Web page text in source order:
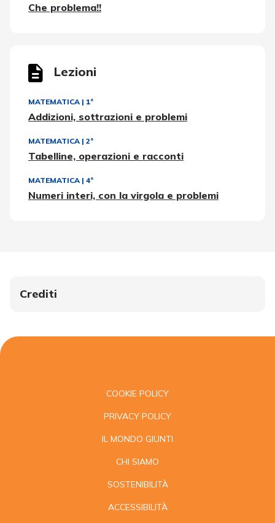
Che problema!!
Lezioni
MATEMATICA | 1ª
Addizioni, sottrazioni e problemi
MATEMATICA | 2ª
Tabelline, operazioni e racconti
MATEMATICA | 4ª
Numeri interi, con la virgola e problemi
Crediti
COOKIE POLICY
PRIVACY POLICY
IL MONDO GIUNTI
CHI SIAMO
SOSTENIBILITÀ
ACCESSIBILITÀ